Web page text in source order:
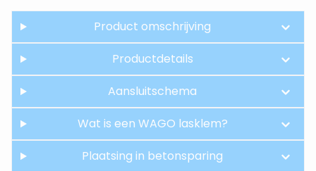
Product omschrijving
Productdetails
Aansluitschema
Wat is een WAGO lasklem?
Plaatsing in betonsparing